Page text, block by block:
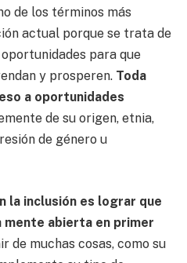
de los términos más
actual porque se trata de
para que
y prosperen. Toda
a oportunidades
de su origen, etnia,
de género u
la inclusión es lograr que
mente abierta en primer
de muchas cosas, como su